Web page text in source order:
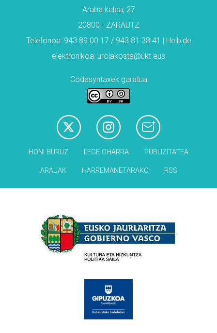
Araba kalea, 27
20800 - ZARAUTZ
Telefonoa: 943 89 00 17 / 943 81 38 41 | Helbide
elektronikoa: urolakosta@ukt.eus
Codesyntaxek garatua
HONI BURUZ LEGE OHARRA PUBLIZITATEA
ARAUAK HARREMANETARAKO RSS